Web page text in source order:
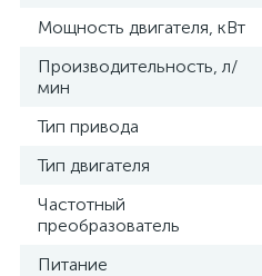
Мощность двигателя, кВт
Производительность, л/
мин
Тип привода
Тип двигателя
Частотный
преобразователь
Питание